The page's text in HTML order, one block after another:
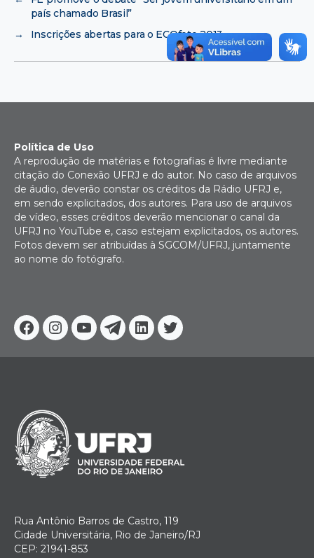
país chamado Brasil”
→
Inscrições abertas para o ECOfoto 2013
Facebook
Instagram
YoutubeTelegram
Linkedin
Twitter
Política de Uso
A reprodução de matérias e fotografias é livre mediante
citação do Conexão UFRJ e do autor. No caso de arquivos
de áudio, deverão constar os créditos da Rádio UFRJ e,
em sendo explicitados, dos autores. Para uso de arquivos
de vídeo, esses créditos deverão mencionar o canal da
UFRJ no YouTube e, caso estejam explicitados, os autores.
Fotos devem ser atribuídas à SGCOM/UFRJ, juntamente
ao nome do fotógrafo.
Rua Antônio Barros de Castro, 119
Cidade Universitária, Rio de Janeiro/RJ
CEP: 21941-853